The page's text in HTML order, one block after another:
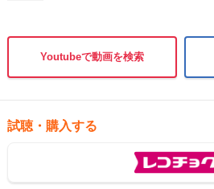
Youtubeで動画を検索
試聴・購入する